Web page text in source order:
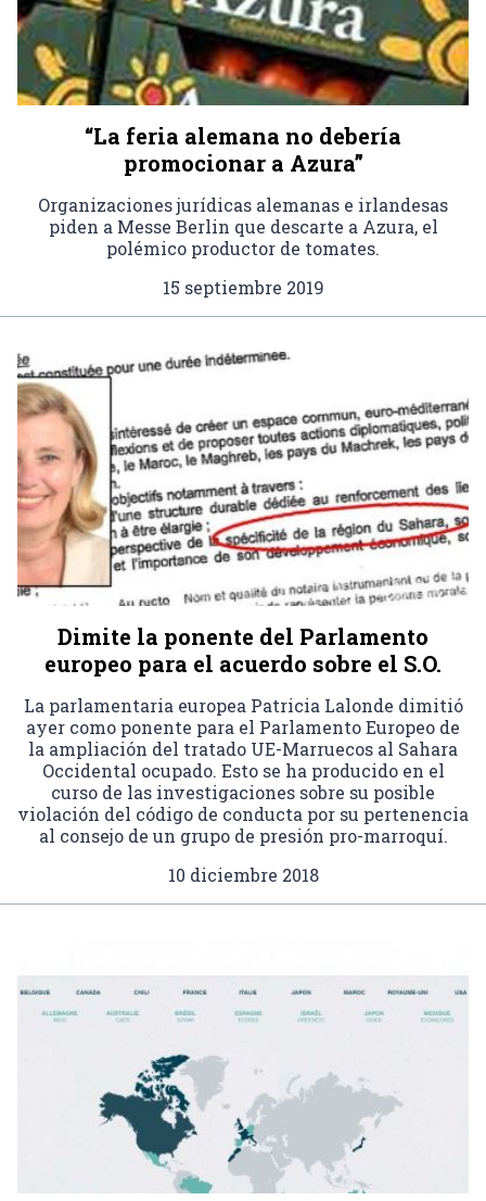
“La feria alemana no debería
promocionar a Azura”
Organizaciones jurídicas alemanas e irlandesas
piden a Messe Berlin que descarte a Azura, el
polémico productor de tomates.
15 septiembre 2019
Dimite la ponente del Parlamento
europeo para el acuerdo sobre el S.O.
La parlamentaria europea Patricia Lalonde dimitió
ayer como ponente para el Parlamento Europeo de
la ampliación del tratado UE-Marruecos al Sahara
Occidental ocupado. Esto se ha producido en el
curso de las investigaciones sobre su posible
violación del código de conducta por su pertenencia
al consejo de un grupo de presión pro-marroquí.
10 diciembre 2018